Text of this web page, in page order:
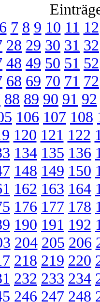
6 7 8 9 10 11 12
28 29 30 31 32
48 49 50 51 52
68 69 70 71 72
88 89 90 91 92
106 107 108
120 121 122
134 135 136
148 149 150
162 163 164
176 177 178
190 191 192
204 205 206
218 219 220
232 233 234
246 247 248